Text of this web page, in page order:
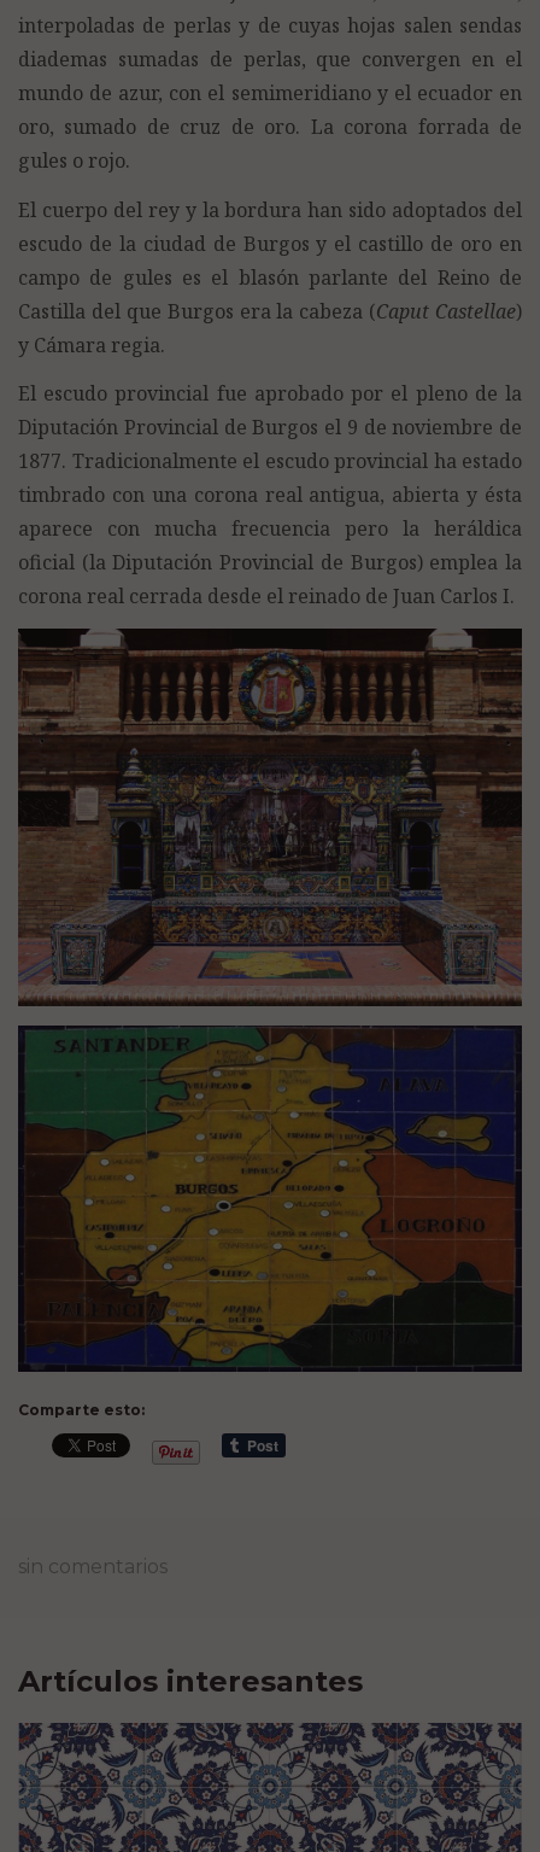
interpoladas de perlas y de cuyas hojas salen sendas
diademas sumadas de perlas, que convergen en el
mundo de azur, con el semimeridiano y el ecuador en
oro, sumado de cruz de oro. La corona forrada de
gules o rojo.
El cuerpo del rey y la bordura han sido adoptados del
escudo de la ciudad de Burgos y el castillo de oro en
campo de gules es el blasón parlante del Reino de
Castilla del que Burgos era la cabeza (Caput Castellae)
y Cámara regia.
El escudo provincial fue aprobado por el pleno de la
Diputación Provincial de Burgos el 9 de noviembre de
1877. Tradicionalmente el escudo provincial ha estado
timbrado con una corona real antigua, abierta y ésta
aparece con mucha frecuencia pero la heráldica
oficial (la Diputación Provincial de Burgos) emplea la
corona real cerrada desde el reinado de Juan Carlos I.
Comparte esto:
sin comentarios
Artículos interesantes